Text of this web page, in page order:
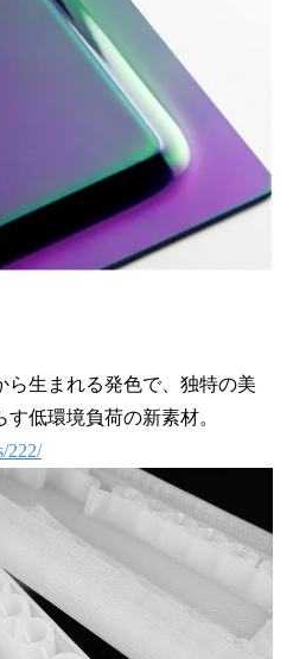
ら生まれる発色で、独特の美
低環境負荷の新素材。
222/